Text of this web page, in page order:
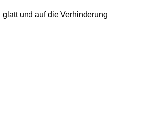
und auf die Verhinderung